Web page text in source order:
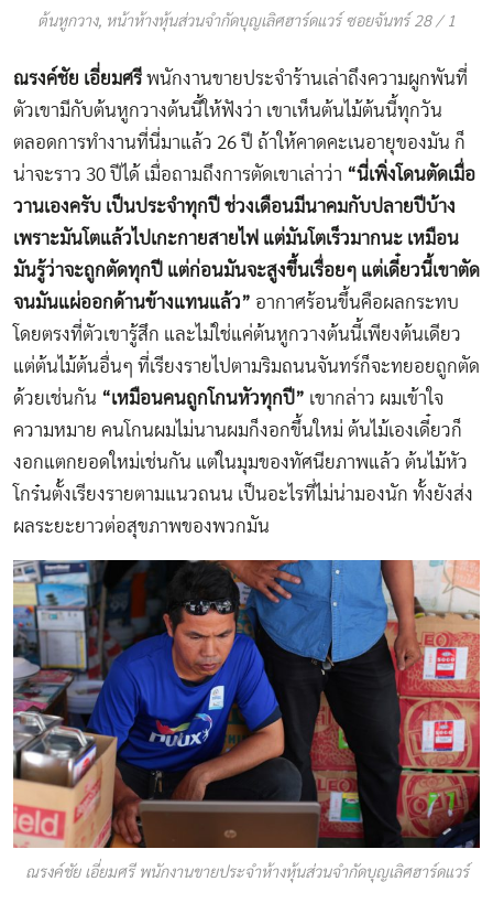
ต้นหูกวาง, หน้าห้างหุ้นส่วนจำกัดบุญเลิศฮาร์ดแวร์ ซอยจันทร์ 28 / 1
ณรงค์ชัย เอี่ยมศรี พนักงานขายประจำร้านเล่าถึงความผูกพันที่
ตัวเขามีกับต้นหูกวางต้นนี้ให้ฟังว่า เขาเห็นต้นไม้ต้นนี้ทุกวัน
ตลอดการทำงานที่นี่มาแล้ว 26 ปี ถ้าให้คาดคะเนอายุของมัน ก็
น่าจะราว 30 ปีได้ เมื่อถามถึงการตัดเขาเล่าว่า “นี่เพิ่งโดนตัดเมื่อ
วานเองครับ เป็นประจำทุกปี ช่วงเดือนมีนาคมกับปลายปีบ้าง
เพราะมันโตแล้วไปเกะกายสายไฟ แต่มันโตเร็วมากนะ เหมือน
มันรู้ว่าจะถูกตัดทุกปี แต่ก่อนมันจะสูงขึ้นเรื่อยๆ แต่เดี๋ยวนี้เขาตัด
จนมันแผ่ออกด้านข้างแทนแล้ว” อากาศร้อนขึ้นคือผลกระทบ
โดยตรงที่ตัวเขารู้สึก และไม่ใช่แค่ต้นหูกวางต้นนี้เพียงต้นเดียว
แต่ต้นไม้ต้นอื่นๆ ที่เรียงรายไปตามริมถนนจันทร์ก็จะทยอยถูกตัด
ด้วยเช่นกัน “เหมือนคนถูกโกนหัวทุกปี” เขากล่าว ผมเข้าใจ
ความหมาย คนโกนผมไม่นานผมก็งอกขึ้นใหม่ ต้นไม้เองเดี๋ยวก็
งอกแตกยอดใหม่เช่นกัน แต่ในมุมของทัศนียภาพแล้ว ต้นไม้หัว
โกร๋นตั้งเรียงรายตามแนวถนน เป็นอะไรที่ไม่น่ามองนัก ทั้งยังส่ง
ผลระยะยาวต่อสุขภาพของพวกมัน
ณรงค์ชัย เอี่ยมศรี พนักงานขายประจำห้างหุ้นส่วนจำกัดบุญเลิศฮาร์ดแวร์